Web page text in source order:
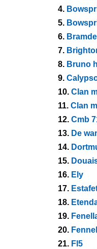
4.
5.
6.
7.
8. Bruno
9.
10. Clan
11. Clan
12. Cmb
13. De
14.
15.
16. Ely
17.
18.
19.
20.
21. Fl5